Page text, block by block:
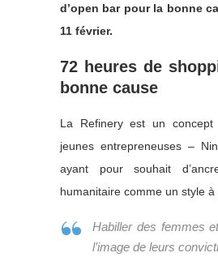
d’open bar pour la bonne
11 février.
72 heures de
bonne cause
La Refinery est un
jeunes entrepreneuses –
ayant pour souhait
humanitaire comme un style
Habiller des femmes
l’image de leurs